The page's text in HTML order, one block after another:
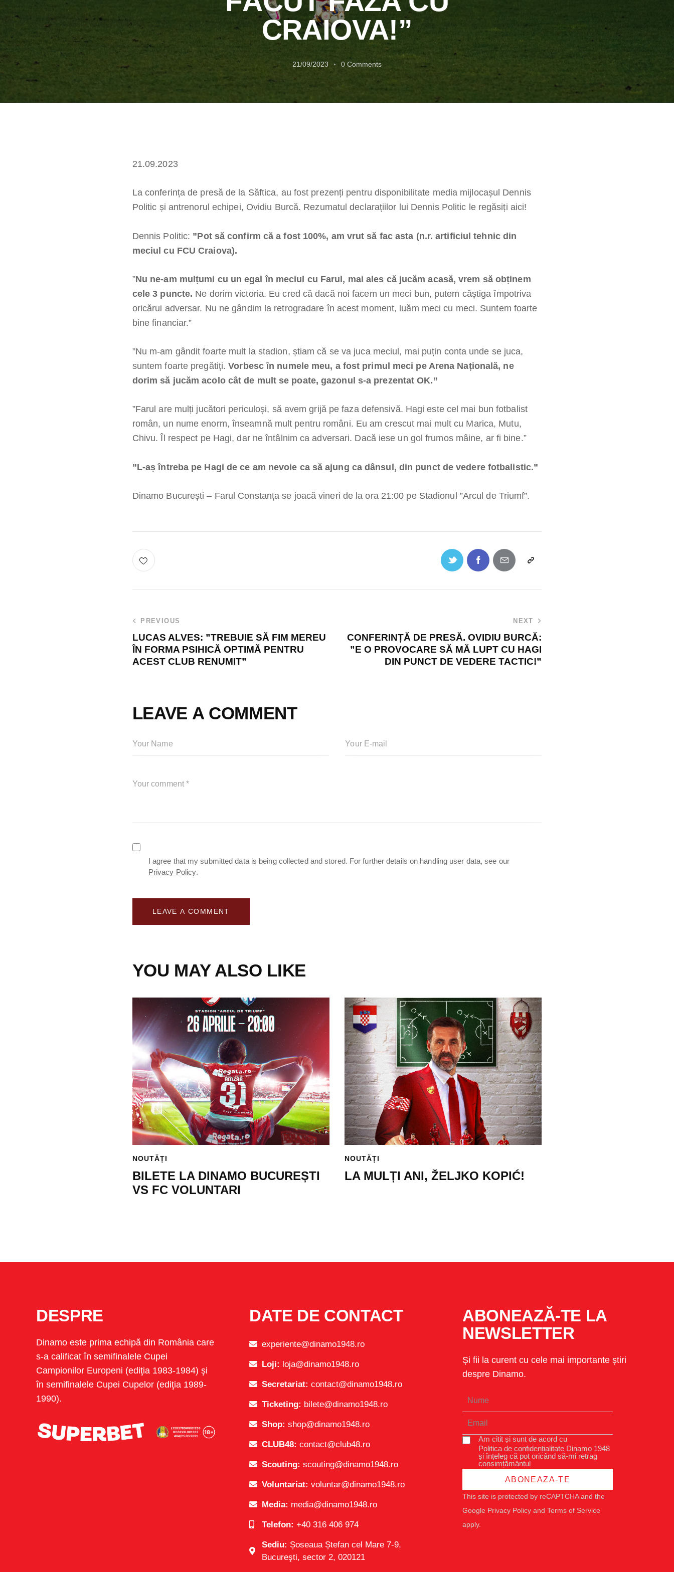
CRAIOVA!”
21/09/2023 0 Comments
21.09.2023
La conferința de presă de la Săftica, au fost prezenți pentru disponibilitate media mijlocașul Dennis
Politic și antrenorul echipei, Ovidiu Burcă. Rezumatul declarațiilor lui Dennis Politic le regăsiți aici!
Dennis Politic: ”Pot să confirm că a fost 100%, am vrut să fac asta (n.r. artificiul tehnic din
meciul cu FCU Craiova).
”Nu ne-am mulțumi cu un egal în meciul cu Farul, mai ales că jucăm acasă, vrem să obținem
cele 3 puncte. Ne dorim victoria. Eu cred că dacă noi facem un meci bun, putem câștiga împotriva
oricărui adversar. Nu ne gândim la retrogradare în acest moment, luăm meci cu meci. Suntem foarte
bine financiar.”
”Nu m-am gândit foarte mult la stadion, știam că se va juca meciul, mai puțin conta unde se juca,
suntem foarte pregătiți.Vorbesc în numele meu, a fost primul meci pe Arena Națională, ne
dorim să jucăm acolo cât de mult se poate, gazonul s-a prezentat OK.”
”Farul are mulți jucători periculoși, să avem grijă pe faza defensivă. Hagi este cel mai bun fotbalist
român, un nume enorm, înseamnă mult pentru români. Eu am crescut mai mult cu Marica, Mutu,
Chivu. Îl respect pe Hagi, dar ne întâlnim ca adversari. Dacă iese un gol frumos mâine, ar fi bine.”
”L-aș întreba pe Hagi de ce am nevoie ca să ajung ca dânsul, din punct de vedere fotbalistic.”
Dinamo București – Farul Constanța se joacă vineri de la ora 21:00 pe Stadionul ”Arcul de Triumf”.
PREVIOUS
LUCAS ALVES: ”TREBUIE SĂ FIM MEREU
ÎN FORMA PSIHICĂ OPTIMĂ PENTRU
ACEST CLUB RENUMIT”
NEXT
CONFERINȚĂ DE PRESĂ. OVIDIU BURCĂ:
”E O PROVOCARE SĂ MĂ LUPT CU HAGI
DIN PUNCT DE VEDERE TACTIC!”
LEAVE A COMMENT
I agree that my submitted data is being collected and stored. For further details on handling user data, see our
Privacy Policy.
YOU MAY ALSO LIKE
NOUTĂȚI
BILETE LA DINAMO BUCUREȘTI
VS FC VOLUNTARI
NOUTĂȚI
LA MULȚI ANI, ŽELJKO KOPIĆ!
DESPRE
Dinamo este prima echipă din România care
s-a calificat în semifinalele Cupei
Campionilor Europeni (ediţia 1983-1984) şi
în semifinalele Cupei Cupelor (ediţia 1989-
1990).
DATE DE CONTACT
experiente@dinamo1948.ro
Loji: loja@dinamo1948.ro
Secretariat: contact@dinamo1948.ro
Ticketing: bilete@dinamo1948.ro
Shop: shop@dinamo1948.ro
CLUB48: contact@club48.ro
Scouting: scouting@dinamo1948.ro
Voluntariat: voluntar@dinamo1948.ro
Media: media@dinamo1948.ro
Telefon: +40 316 406 974
Sediu: Șoseaua Ștefan cel Mare 7-9,
Bucureşti, sector 2, 020121
ABONEAZĂ-TE LA
NEWSLETTER
Și fii la curent cu cele mai importante știri
despre Dinamo.
Am citit și sunt de acord cu
Politica de confidențialitate Dinamo 1948
și înțeleg că pot oricând să-mi retrag
consimțământul
ABONEAZA-TE
This site is protected by reCAPTCHA and the
Google Privacy Policyand Terms of Service
apply.